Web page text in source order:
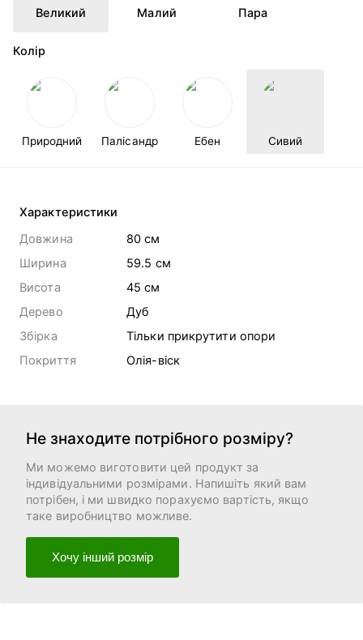
Великий Малий Пара
Колір
Природний Палісандр Ебен Сивий
Характеристики
Довжина
80 cм
Ширина
59.5 cм
Висота
45 cм
Дерево
Дуб
Збірка
Тільки прикрутити опори
Покриття
Олія-віск
Не знаходите потрібного розміру?
Ми можемо виготовити цей продукт за
індивідуальними розмірами. Напишіть який вам
потрібен, і ми швидко порахуємо вартість, якщо
таке виробництво можливе.
Хочу інший розмір